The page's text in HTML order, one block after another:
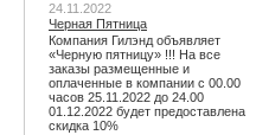
24.11.2022
Черная Пятница
Компания Гилэнд объявляет
«Черную пятницу» !!! На все
заказы размещенные и
оплаченные в компании с 00.00
часов 25.11.2022 до 24.00
01.12.2022 будет предоставлена
скидка 10%